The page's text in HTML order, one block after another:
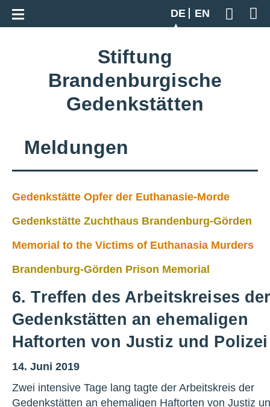
DE
EN
Geben
Zur Gesamtübersicht
Stiftung
Brandenburgische
Gedenkstätten
Meldungen
Gedenkstätte Opfer der Euthanasie-Morde
Gedenkstätte Zuchthaus Brandenburg-Görden
Memorial to the Victims of Euthanasia Murders
Brandenburg-Görden Prison Memorial
6. Treffen des Arbeitskreises
Gedenkstätten an ehemaligen
Haftorten von Justiz und Polizei
14. Juni 2019
Zwei intensive Tage lang tagte der Arbeitskreis der
Gedenkstätten an ehemaligen Haftorten von Justiz